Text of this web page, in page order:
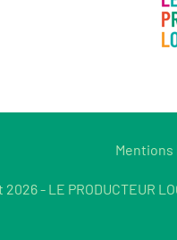
Mentions
- LE PRODUCTEUR